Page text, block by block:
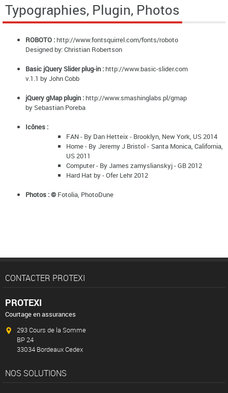
Typographies, Plugin, Photos
ROBOTO : http://www.fontsquirrel.com/fonts/roboto
Designed by: Christian Robertson
Basic jQuery Slider plug-in : http://www.basic-slider.com
v.1.1 by John Cobb
jQuery gMap plugin : http://www.smashinglabs.pl/gmap
by Sebastian Poreba
Icônes :
FAN - By Dan Hetteix - Brooklyn, New York, US 2014
Home - By Jeremy J Bristol - Santa Monica, California,
US 2011
Computer - By James zamyslianskyj - GB 2012
Hard Hat by - Ofer Lehr 2012
Photos :© Fotolia, PhotoDune
CONTACTER PROTEXI
PROTEXI
Courtage en assurances
293 Cours de la Somme
BP 24
33034 Bordeaux Cedex
NOS SOLUTIONS